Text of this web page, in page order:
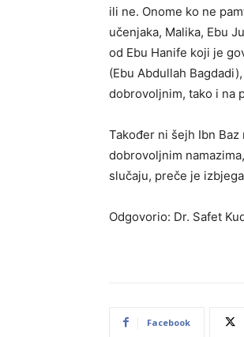
ili ne. Onome ko ne
učenjaka, Malika, Ebu
od Ebu Hanife koji je
(Ebu Abdullah
dobrovoljnim, tako i na
Također ni šejh Ibn
dobrovoljnim
slučaju, preče je
Odgovorio: Dr. Safet
Facebook